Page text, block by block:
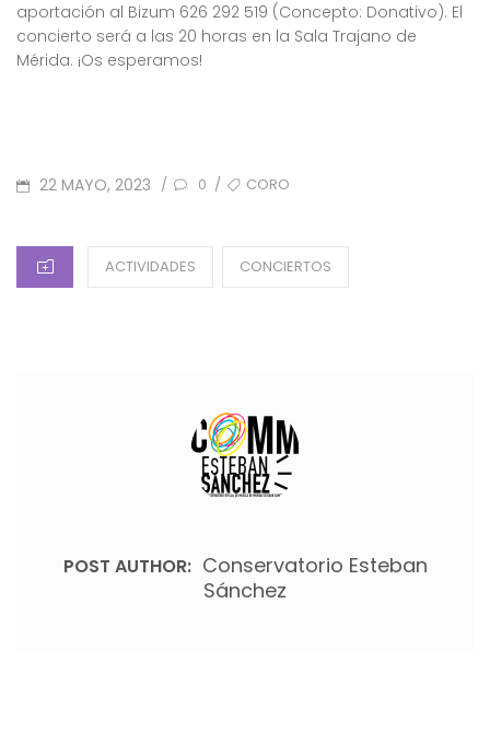
aportación al Bizum 626 292 519 (Concepto: Donativo). El
concierto será a las 20 horas en la Sala Trajano de
Mérida. ¡Os esperamos!
POSTED
22 MAYO, 2023 / 0 / TAGSCORO
CATEGORIES
ACTIVIDADES CONCIERTOS
POST AUTHOR: Conservatorio Esteban
Sánchez